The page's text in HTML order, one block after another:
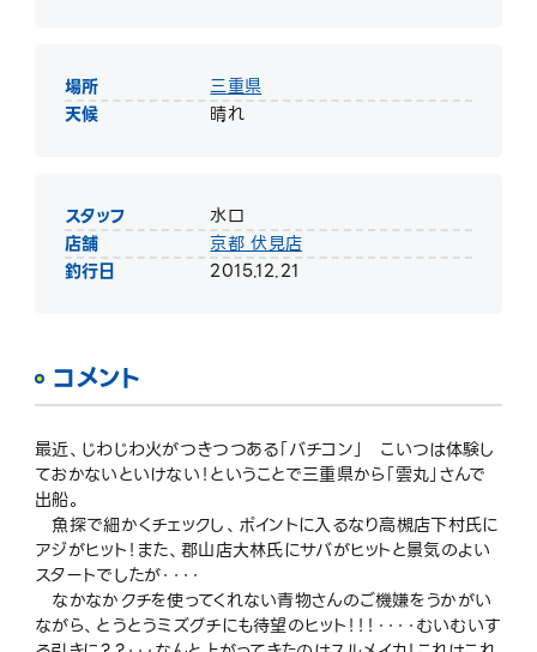
場所
三重県
天候
晴れ
スタッフ
水口
店舗
京都 伏見店
釣行日
2015.12.21
コメント
最近、じわじわ火がつきつつある「バチコン」 こいつは体験し
ておかないといけない！ということで三重県から「雲丸」さんで
出船。
魚探で細かくチェックし、ポイントに入るなり高槻店下村氏に
アジがヒット！また、郡山店大林氏にサバがヒットと景気のよい
スタートでしたが・・・・
なかなかクチを使ってくれない青物さんのご機嫌をうかがい
ながら、とうとうミズグチにも待望のヒット！！！・・・・むいむいす